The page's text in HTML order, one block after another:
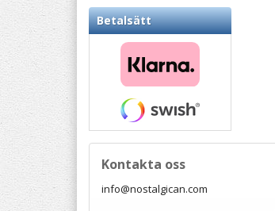
Betalsätt
Kontakta oss
info@nostalgican.com